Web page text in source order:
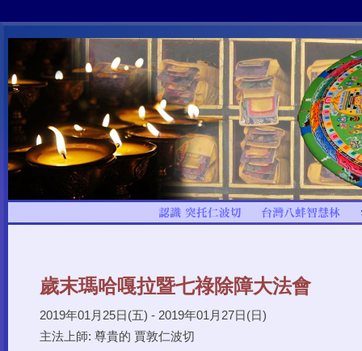
歲末瑪哈嘎拉暨七祿除障大法會
2019年01月25日(五) - 2019年01月27日(日)
主法上師: 尊貴的 賈敦仁波切